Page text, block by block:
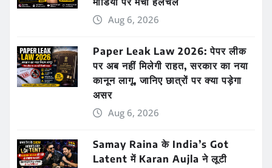
Aug 6, 2026
Paper Leak Law 2026: पेपर लीक
पर अब नहीं मिलेगी राहत, सरकार का नया
कानून लागू, जानिए छात्रों पर क्या पड़ेगा
असर
Aug 6, 2026
Samay Raina के India’s Got
Latent में Karan Aujla ने लूटी